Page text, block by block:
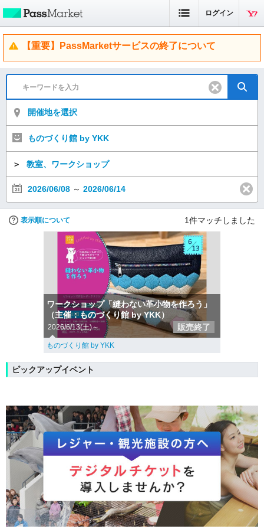
ログイン
【重要】PassMarketサービスの終了について
開催地を選択
ものづくり館 by YKK
＞ 教室、ワークショップ
2026/06/08 ～ 2026/06/14
表示順について 1件マッチしました
ワークショップ「縫わない革小物を作ろう」
（主催：ものづくり館 by YKK）
2026/6/13(土)～ 販売終了
ものづくり館 by YKK
ピックアップイベント